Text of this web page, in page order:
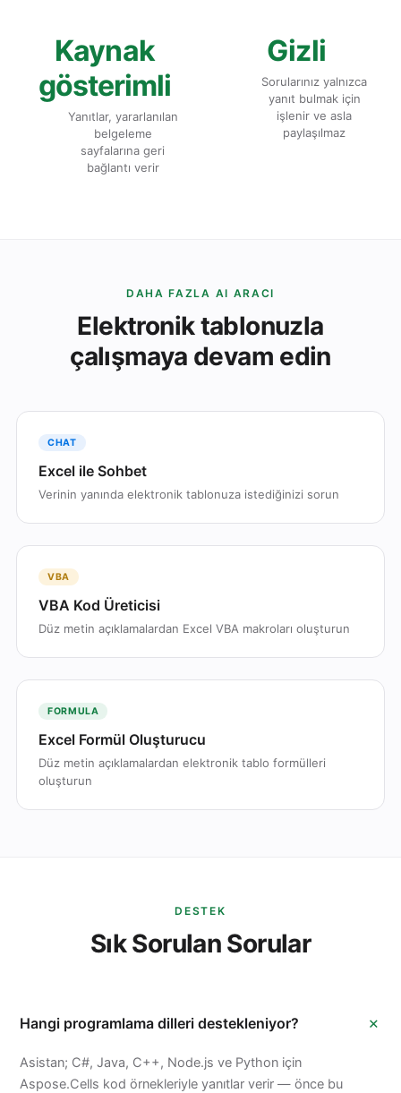
Kaynak
gösterimli
Yanıtlar, yararlanılan
belgeleme
sayfalarına geri
bağlantı verir
Gizli
Sorularınız yalnızca
yanıt bulmak için
işlenir ve asla
paylaşılmaz
DAHA FAZLA AI ARACI
Elektronik tablonuzla
çalışmaya devam edin
CHAT
Excel ile Sohbet
Verinin yanında elektronik tablonuza istediğinizi sorun
VBA
VBA Kod Üreticisi
Düz metin açıklamalardan Excel VBA makroları oluşturun
FORMULA
Excel Formül Oluşturucu
Düz metin açıklamalardan elektronik tablo formülleri
oluşturun
DESTEK
Sık Sorulan Sorular
Hangi programlama dilleri destekleniyor? +
Asistan; C#, Java, C++, Node.js ve Python için
Aspose.Cells kod örnekleriyle yanıtlar verir — önce bu